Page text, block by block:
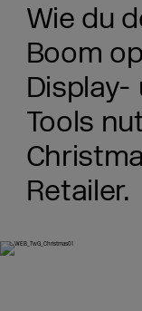
Wie du
Boom
Tools
Retailer.